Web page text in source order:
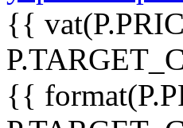
{{
{{